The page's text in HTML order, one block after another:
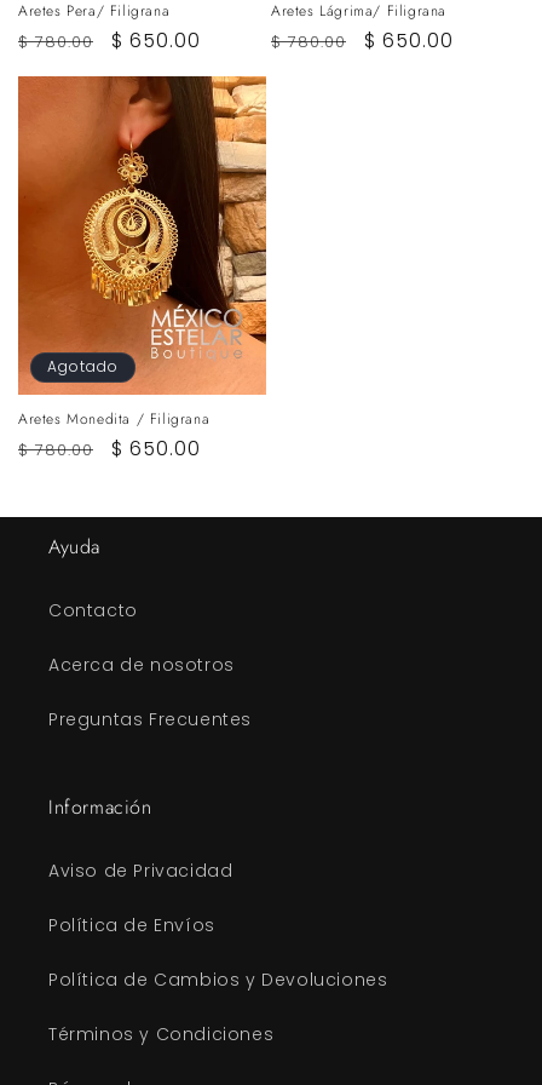
Aretes Pera/ Filigrana
Precio
habitual
$ 780.00
Precio
de
oferta
$ 650.00
Aretes Lágrima/ Filigrana
Precio
$ 780.00
Precio
$ 650.00
Agotado
Aretes Monedita / Filigrana
Precio
$ 780.00
Precio
$ 650.00
Ayuda
Contacto
Acerca de nosotros
Preguntas Frecuentes
Información
Aviso de Privacidad
Política de Envíos
Política de Cambios y Devoluciones
Términos y Condiciones